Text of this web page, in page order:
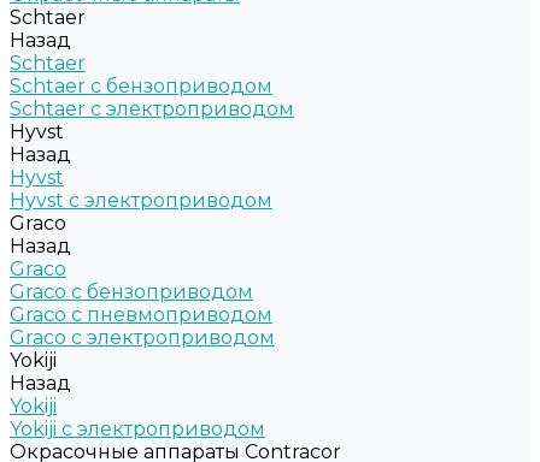
Schtaer
Назад
Schtaer
Schtaer с бензоприводом
Schtaer c электроприводом
Hyvst
Назад
Hyvst
Hyvst с электроприводом
Graco
Назад
Graco
Graco c бензоприводом
Graco с пневмоприводом
Graco с электроприводом
Yokiji
Назад
Yokiji
Yokiji c электроприводом
Окрасочные аппараты Contracor